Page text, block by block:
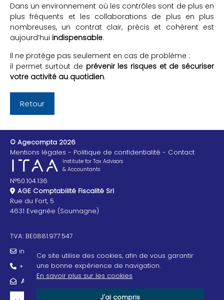
Dans un environnement où les contrôles sont de plus en
plus fréquents et les collaborations de plus en plus
nombreuses, un contrat clair, précis et cohérent est
aujourd’hui indispensable.
Il ne protège pas seulement en cas de problème :
il permet surtout de prévenir les risques et de sécuriser
votre activité au quotidien.
Retour
© Agecompta 2026
Mentions légales
Politique de confidentialité Contact
Institute for Tax Advisors
& Accountants
N°50.104.136
AGE Comptabilité Fiscalité Srl
Rue du Fort, 5
4631 Evegnée (Soumagne)
TVA: BE0881.977.547
info@agecompta.be
+32 4 325 00 30
ABONNEZ-VOUS À NOTRE NEWSLETTER
Ce site utilise des cookies, afin de vous garantir
une bonne expérience de navigation.
En savoir plus sur les cookies
J'ai compris